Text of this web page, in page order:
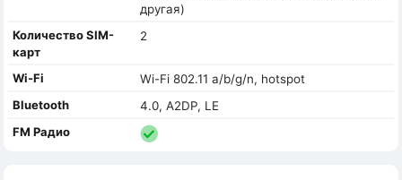
другая)
Количество SIM-
карт
2
Wi-Fi
Wi-Fi 802.11 a/b/g/n, hotspot
Bluetooth
4.0, A2DP, LE
FM Радио